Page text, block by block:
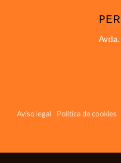
Aviso legal Política de cookies